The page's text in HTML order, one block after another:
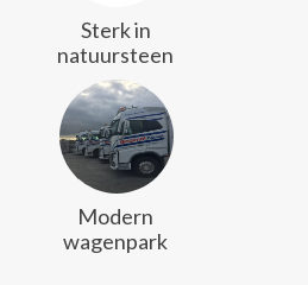
Sterk in
natuursteen
Modern
wagenpark